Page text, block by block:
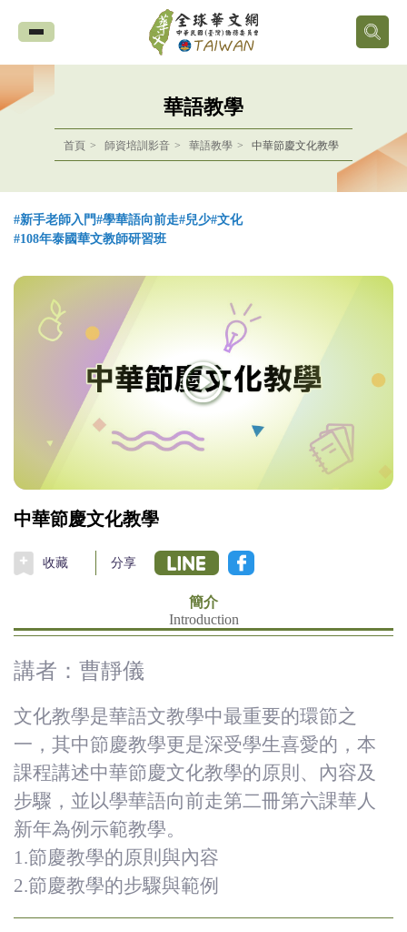
全
球
華
網
中
華
灣)
僑
務
員
會
華語教學
首頁 師資培訓影音 華語教學 中華節慶文化教學
#新手老師入門#學華語向前走#兒少#文化
#108年泰國華文教師研習班
中華節慶文化教學
收藏 分享
簡介
Introduction
講者：曹靜儀
文化教學是華語文教學中最重要的環節之
一，其中節慶教學更是深受學生喜愛的，本
課程講述中華節慶文化教學的原則、內容及
步驟，並以學華語向前走第二冊第六課華人
新年為例示範教學。
1.節慶教學的原則與內容
2.節慶教學的步驟與範例